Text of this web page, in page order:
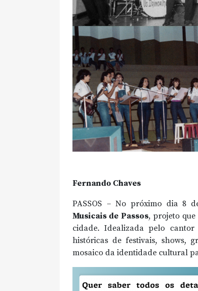
Fernando Chaves
PASSOS – No próximo dia 8
Musicais de Passos, projeto
cidade. Idealizada pelo
históricas de festivais, shows,
mosaico da identidade cultural